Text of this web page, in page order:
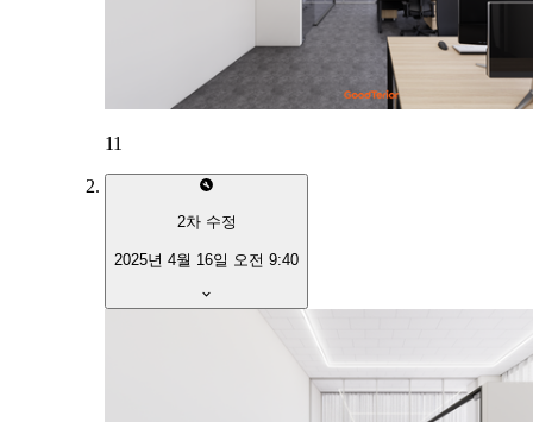
11
2차 수정
2025년 4월 16일 오전 9:40